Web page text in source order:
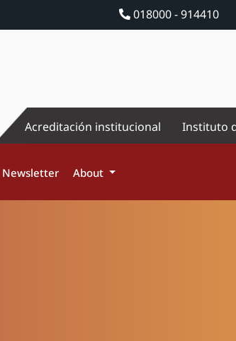
018000 - 914410
Acreditación institucional Instituto
Newsletter About